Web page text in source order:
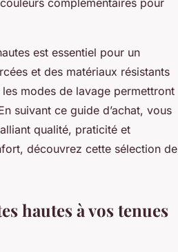
est essentiel pour un
et des matériaux résistants
modes de lavage permettront
suivant ce guide d’achat, vous
qualité, praticité et
découvrez cette sélection de
hautes à vos tenues